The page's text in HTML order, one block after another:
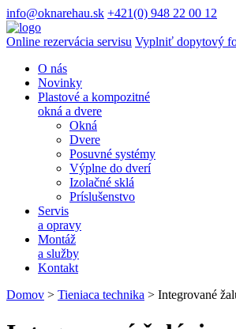
info@oknarehau.sk +421(0) 948 22 00 12
Online rezervácia servisu Vyplniť dopytový
O nás
Novinky
Plastové a kompozitné
okná a dvere
Okná
Dvere
Posuvné systémy
Výplne do dverí
Izolačné sklá
Príslušenstvo
Servis
a opravy
Montáž
a služby
Kontakt
Domov > Tieniaca technika > Integrované